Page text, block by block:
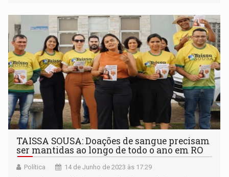
TAISSA SOUSA: Doações de sangue precisam
ser mantidas ao longo de todo o ano em RO
Política 14 de Junho de 2023 às 17:29